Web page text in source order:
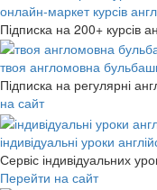
онлайн-маркет курсів
Підписка на 200+ курсів
твоя англомовна
Підписка на регулярні
на сайт
індивідуальні уроки
Сервіс індивідуальних
Перейти на сайт